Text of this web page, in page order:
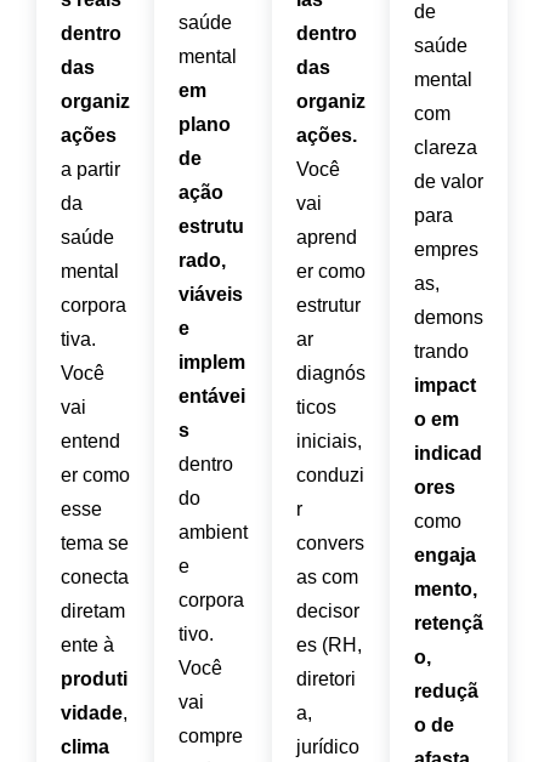
dentro
das
organiz
ações
a partir
da
saúde
mental
corpora
tiva.
Você
vai
entend
er como
esse
tema se
conecta
diretam
ente à
produti
vidade,
clima
saúde
mental
em
plano
de
ação
estrutu
rado,
viáveis
e
implem
entávei
s
dentro
do
ambient
e
corpora
tivo.
Você
vai
compre
dentro
das
organiz
ações.
Você
vai
aprend
er como
estrutur
ar
diagnós
ticos
iniciais,
conduzi
r
convers
as com
decisor
es (RH,
diretori
a,
jurídico
de
saúde
mental
com
clareza
de valor
para
empres
as,
demons
trando
impact
o em
indicad
ores
como
engaja
mento,
retençã
o,
reduçã
o de